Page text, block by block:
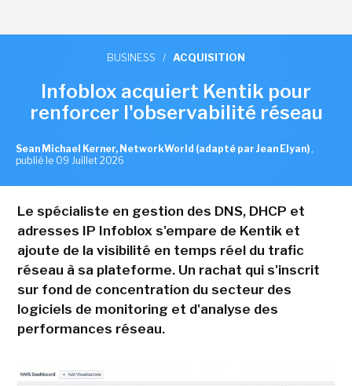
BUSINESS / ACQUISITION
Infoblox acquiert Kentik pour
renforcer l'observabilité réseau
Sean Michael Kerner, NetworkWorld (adapté par Jean Elyan) ,
publié le 09 Juillet 2026
Le spécialiste en gestion des DNS, DHCP et
adresses IP Infoblox s'empare de Kentik et
ajoute de la visibilité en temps réel du trafic
réseau à sa plateforme. Un rachat qui s'inscrit
sur fond de concentration du secteur des
logiciels de monitoring et d'analyse des
performances réseau.